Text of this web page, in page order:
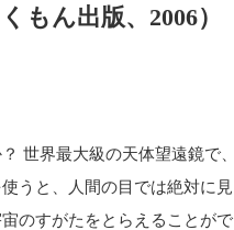
もん出版、2006）
世界最大級の天体望遠鏡で
うと、人間の目では絶対に
のすがたをとらえることがで